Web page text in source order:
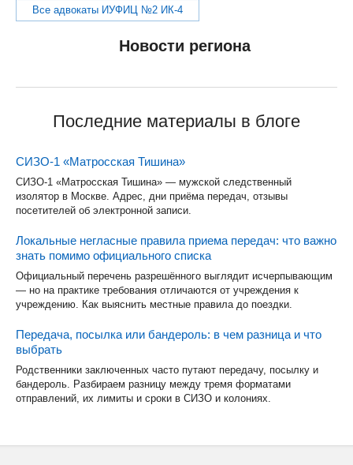
Все адвокаты ИУФИЦ №2 ИК-4
Новости региона
Последние материалы в блоге
СИЗО-1 «Матросская Тишина»
СИЗО-1 «Матросская Тишина» — мужской следственный
изолятор в Москве. Адрес, дни приёма передач, отзывы
посетителей об электронной записи.
Локальные негласные правила приема передач: что важно
знать помимо официального списка
Официальный перечень разрешённого выглядит исчерпывающим
— но на практике требования отличаются от учреждения к
учреждению. Как выяснить местные правила до поездки.
Передача, посылка или бандероль: в чем разница и что
выбрать
Родственники заключенных часто путают передачу, посылку и
бандероль. Разбираем разницу между тремя форматами
отправлений, их лимиты и сроки в СИЗО и колониях.